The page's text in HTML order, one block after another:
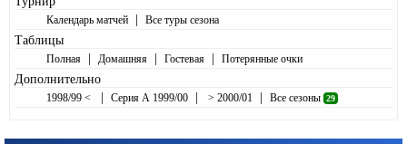
Календарь матчей | Все туры сезона
Таблицы
Полная | Домашняя | Гостевая | Потерянные очки
Дополнительно
1998/99 < | Серия А 1999/00 | > 2000/01 | Все сезоны 29